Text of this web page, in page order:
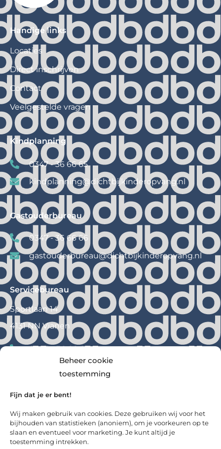
Beheer cookie
toestemming
Fijn dat je er bent!
Wij maken gebruik van cookies. Deze gebruiken wij voor het
bijhouden van statistieken (anoniem), om je voorkeuren op te
slaan en eventueel voor marketing. Je kunt altijd je
toestemming intrekken.
Handige links
Locaties
Direct inschrijven
Contact
Veelgestelde vragen
Kindplanning
0347 - 36 66 65
kindplanning@dichtbijkinderopvang.nl
Gastouderbureau
0347 - 36 66 66
gastouderbureau@dichtbijkinderopvang.nl
Servicebureau
Sportlaan 14
4131 NN Vianen
0347 – 36 66 60
dichtbijkinderopvang.nl